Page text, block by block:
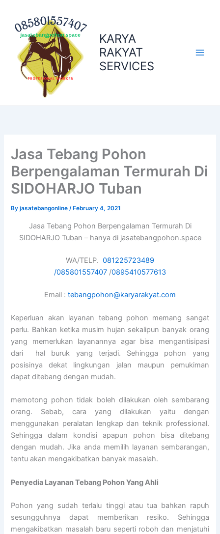
content
KARYA
RAKYAT
SERVICES
Jasa Tebang Pohon
Berpengalaman Termurah Di
SIDOHARJO Tuban
Byjasatebangonline/ February 4, 2021
Jasa Tebang Pohon Berpengalaman Termurah Di
SIDOHARJO Tuban – hanya di jasatebangpohon.space
WA/TELP. 081225723489
/085801557407 /0895410577613
Email : tebangpohon@karyarakyat.com
Keperluan akan layanan tebang pohon memang sangat
perlu. Bahkan ketika musim hujan sekalipun banyak orang
yang memerlukan layanannya agar bisa mengantisipasi
dari hal buruk yang terjadi. Sehingga pohon yang
posisinya dekat lingkungan jalan maupun pemukiman
dapat ditebang dengan mudah.
memotong pohon tidak boleh dilakukan oleh sembarang
orang. Sebab, cara yang dilakukan yaitu dengan
menggunakan peralatan lengkap dan teknik professional.
Sehingga dalam kondisi apapun pohon bisa ditebang
dengan mudah. Jika anda memilih layanan sembarangan,
tentu akan mengakibatkan banyak masalah.
Penyedia Layanan Tebang Pohon Yang Ahli
Pohon yang sudah terlalu tinggi atau tua bahkan rapuh
sesungguhnya dapat memberikan resiko. Sehingga
mengakibatkan masalah baru seperti roboh dan menjatuhi